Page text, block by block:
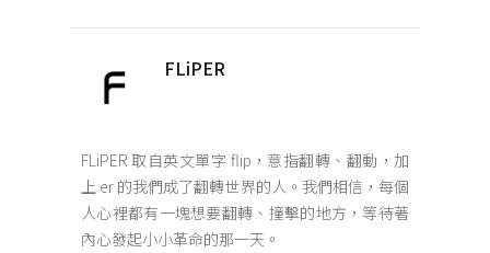
FLiPER
FLiPER 取自英文單字 flip，意指翻轉、翻動，加
上 er 的我們成了翻轉世界的人。我們相信，每個
人心裡都有一塊想要翻轉、撞擊的地方，等待著
內心發起小小革命的那一天。